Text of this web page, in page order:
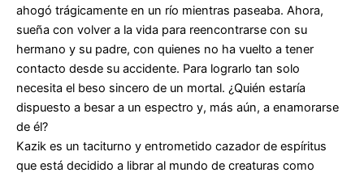
ahogó trágicamente en un río mientras paseaba. Ahora,
sueña con volver a la vida para reencontrarse con su
hermano y su padre, con quienes no ha vuelto a tener
contacto desde su accidente. Para lograrlo tan solo
necesita el beso sincero de un mortal. ¿Quién estaría
dispuesto a besar a un espectro y, más aún, a enamorarse
de él?
Kazik es un taciturno y entrometido cazador de espíritus
que está decidido a librar al mundo de creaturas como